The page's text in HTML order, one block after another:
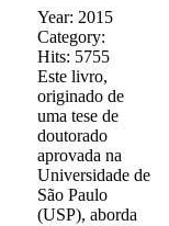
Year: 2015
Category:
Hits: 5755
Este livro,
originado de
uma tese de
doutorado
aprovada na
Universidade de
São Paulo
(USP), aborda